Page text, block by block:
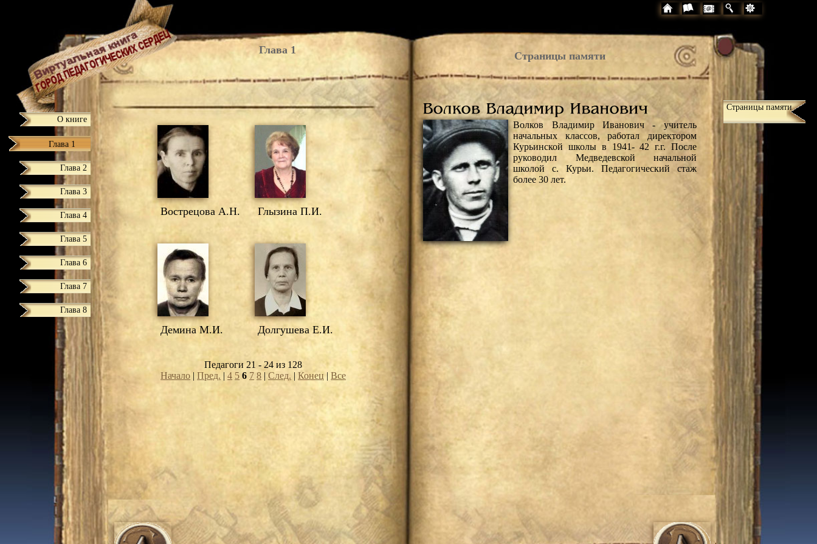
О книге
Глава 1
Глава 2
Глава 3
Глава 4
Глава 5
Глава 6
Глава 7
Глава 8
Глава 1
Вострецова А.Н. Глызина П.И.
Демина М.И. Долгушева Е.И.
Педагоги 21 - 24 из 128
Начало |Пред. |4 5 6 7 8 |След. |Конец |Все
Страницы памяти
Волков Владимир Иванович - учитель
начальных классов, работал директором
Курьинской школы в 1941- 42 г.г. После
руководил Медведевской начальной
школой с. Курьи. Педагогический стаж
более 30 лет.
Страницы памяти